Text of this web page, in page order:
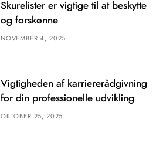
Skurelister er vigtige til at beskytte
og forskønne
NOVEMBER 4, 2025
Vigtigheden af karriererådgivning
for din professionelle udvikling
OKTOBER 25, 2025